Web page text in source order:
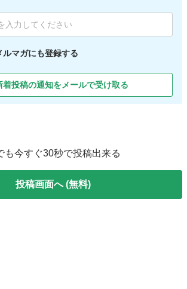
ルマガにも登録する
着投稿の通知をメールで受け取る
も今すぐ30秒で投稿出来る
投稿画面へ (無料)